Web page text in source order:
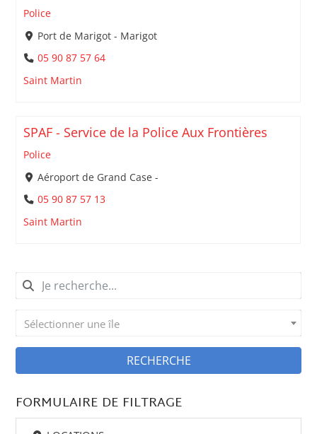
Police
Port de Marigot - Marigot
05 90 87 57 64
Saint Martin
SPAF - Service de la Police Aux Frontières
Police
Aéroport de Grand Case -
05 90 87 57 13
Saint Martin
Sélectionner une île
RECHERCHE
FORMULAIRE DE FILTRAGE